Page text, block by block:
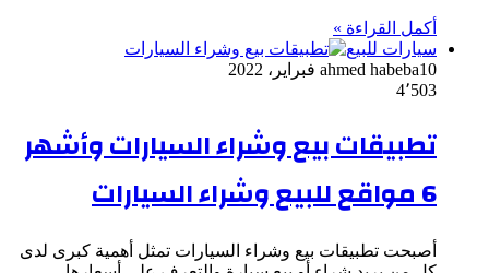
أكمل القراءة »
سيارات للبيع
ahmed habeba10 فبراير، 2022
4٬503
تطبيقات بيع وشراء السيارات وأشهر
6 مواقع للبيع وشراء السيارات
أصبحت تطبيقات بيع وشراء السيارات تمثل أهمية كبرى لدى